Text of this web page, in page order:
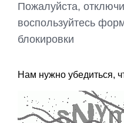
Пожалуйста,
воспользуйтесь
блокировки
Нам нужно убедиться,